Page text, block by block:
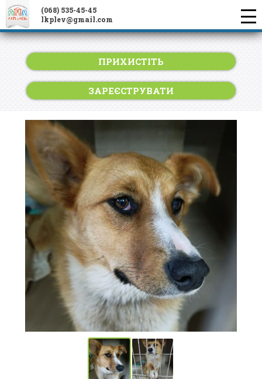
(068) 535-45-45
lkplev@gmail.com
ПРИХИСТІТЬ
ЗАРЕЄСТРУВАТИ